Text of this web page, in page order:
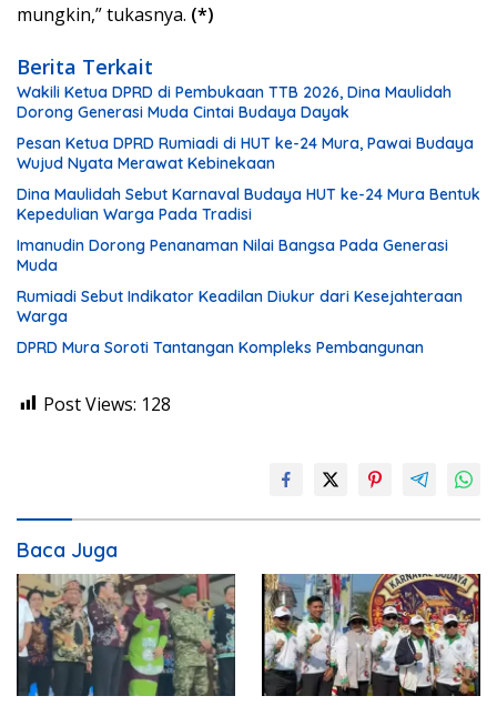
mungkin,” tukasnya. (*)
Berita Terkait
Wakili Ketua DPRD di Pembukaan TTB 2026, Dina Maulidah
Dorong Generasi Muda Cintai Budaya Dayak
Pesan Ketua DPRD Rumiadi di HUT ke-24 Mura, Pawai Budaya
Wujud Nyata Merawat Kebinekaan
Dina Maulidah Sebut Karnaval Budaya HUT ke-24 Mura Bentuk
Kepedulian Warga Pada Tradisi
Imanudin Dorong Penanaman Nilai Bangsa Pada Generasi
Muda
Rumiadi Sebut Indikator Keadilan Diukur dari Kesejahteraan
Warga
DPRD Mura Soroti Tantangan Kompleks Pembangunan
Post Views: 128
Baca Juga